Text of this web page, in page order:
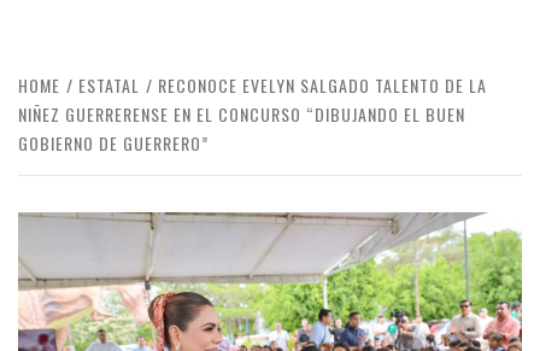
HOME ESTATAL
RECONOCE EVELYN SALGADO TALENTO DE LA
NIÑEZ GUERRERENSE EN EL CONCURSO “DIBUJANDO EL BUEN
GOBIERNO DE GUERRERO”